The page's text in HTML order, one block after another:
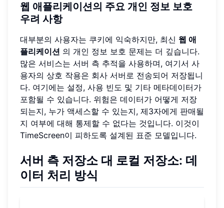
웹 애플리케이션의 주요 개인 정보 보호
우려 사항
대부분의 사용자는 쿠키에 익숙하지만, 최신 웹 애
플리케이션 의 개인 정보 보호 문제는 더 깊습니다.
많은 서비스는 서버 측 추적을 사용하며, 여기서 사
용자의 상호 작용은 회사 서버로 전송되어 저장됩니
다. 여기에는 설정, 사용 빈도 및 기타 메타데이터가
포함될 수 있습니다. 위험은 데이터가 어떻게 저장
되는지, 누가 액세스할 수 있는지, 제3자에게 판매될
지 여부에 대해 통제할 수 없다는 것입니다. 이것이
TimeScreen이 피하도록 설계된 표준 모델입니다.
서버 측 저장소 대 로컬 저장소: 데
이터 처리 방식